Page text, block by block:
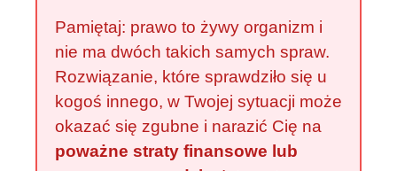
Pamiętaj: prawo to żywy organizm i
nie ma dwóch takich samych spraw.
Rozwiązanie, które sprawdziło się u
kogoś innego, w Twojej sytuacji może
okazać się zgubne i narazić Cię na
poważne straty finansowe lub